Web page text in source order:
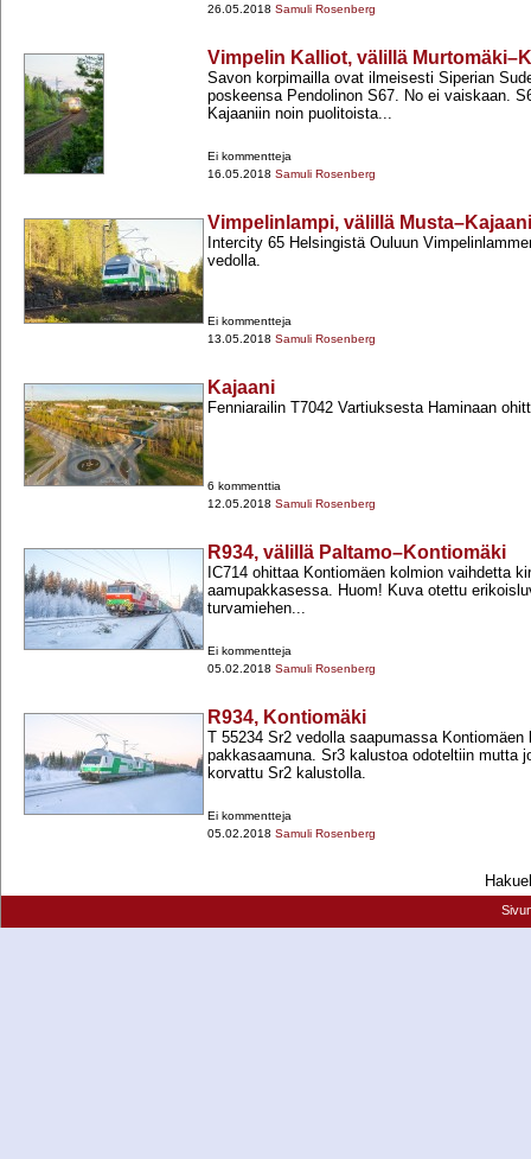
26.05.2018 Samuli Rosenberg
Vimpelin Kalliot, välillä
Savon korpimailla ovat ilmeisesti Siperian
poskeensa Pendolinon S67. No ei vaiskaan.
Kajaaniin noin puolitoista...
Ei kommentteja
16.05.2018 Samuli Rosenberg
Vimpelinlampi, välillä Musta–Kajaani
Intercity 65 Helsingistä Ouluun
vedolla.
Ei kommentteja
13.05.2018 Samuli Rosenberg
Kajaani
Fenniarailin T7042 Vartiuksesta Haminaan
6 kommenttia
12.05.2018 Samuli Rosenberg
R934, välillä Paltamo–Kontiomäki
IC714 ohittaa Kontiomäen kolmion vaihdetta
aamupakkasessa. Huom! Kuva otettu
turvamiehen...
Ei kommentteja
05.02.2018 Samuli Rosenberg
R934, Kontiomäki
T 55234 Sr2 vedolla saapumassa Kontiomäen
pakkasaamuna. Sr3 kalustoa odoteltiin mutta
korvattu Sr2 kalustolla.
Ei kommentteja
05.02.2018 Samuli Rosenberg